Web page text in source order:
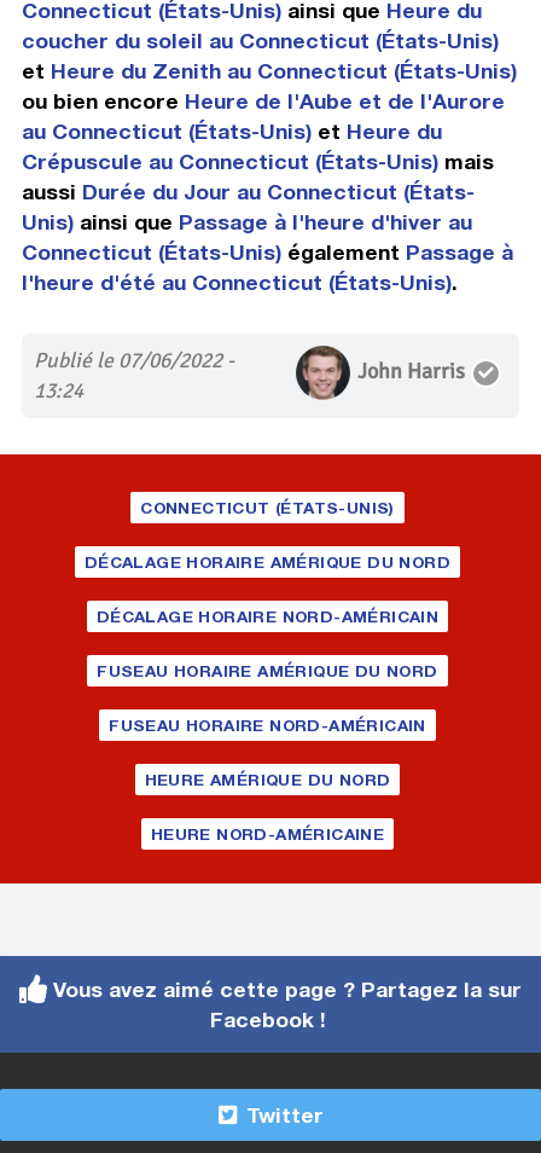
Connecticut (États-Unis)ainsi que Heure du
coucher du soleil au Connecticut (États-Unis)
et Heure du Zenith au Connecticut (États-Unis)
ou bien encore Heure de l'Aube et de l'Aurore
au Connecticut (États-Unis)et Heure du
Crépuscule au Connecticut (États-Unis)mais
aussi Durée du Jour au Connecticut (États-
Unis)ainsi que Passage à l'heure d'hiver au
Connecticut (États-Unis)également Passage à
l'heure d'été au Connecticut (États-Unis).
Publié le 07/06/2022 -
13:24
John Harris
CONNECTICUT (ÉTATS-UNIS)
DÉCALAGE HORAIRE AMÉRIQUE DU NORD
DÉCALAGE HORAIRE NORD-AMÉRICAIN
FUSEAU HORAIRE AMÉRIQUE DU NORD
FUSEAU HORAIRE NORD-AMÉRICAIN
HEURE AMÉRIQUE DU NORD
HEURE NORD-AMÉRICAINE
Vous avez aimé cette page ? Partagez la sur
Facebook !
Twitter